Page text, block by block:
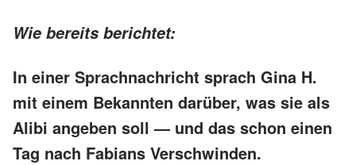
Wie bereits berichtet:
In einer Sprachnachricht sprach Gina H.
mit einem Bekannten darüber, was sie als
Alibi angeben soll — und das schon einen
Tag nach Fabians Verschwinden.